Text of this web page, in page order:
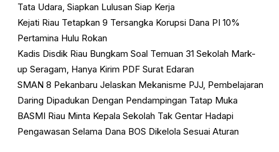
Tata Udara, Siapkan Lulusan Siap Kerja
Kejati Riau Tetapkan 9 Tersangka Korupsi Dana PI 10%
Pertamina Hulu Rokan
Kadis Disdik Riau Bungkam Soal Temuan 31 Sekolah Mark-
up Seragam, Hanya Kirim PDF Surat Edaran
SMAN 8 Pekanbaru Jelaskan Mekanisme PJJ, Pembelajaran
Daring Dipadukan Dengan Pendampingan Tatap Muka
BASMI Riau Minta Kepala Sekolah Tak Gentar Hadapi
Pengawasan Selama Dana BOS Dikelola Sesuai Aturan